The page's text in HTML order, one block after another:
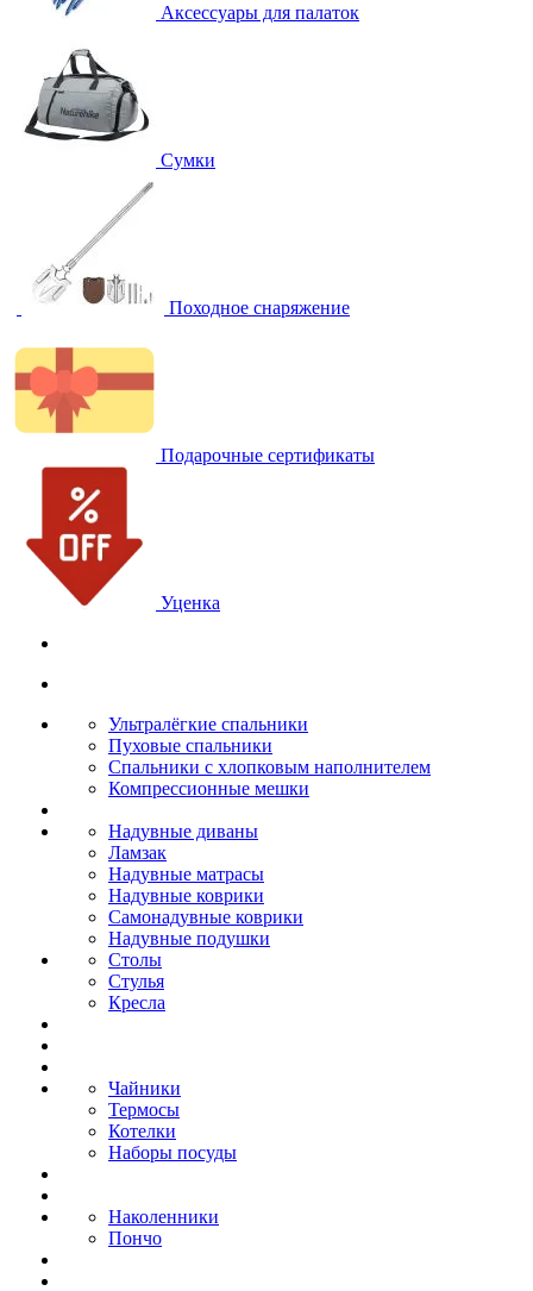
Аксессуары для палаток
Сумки
Походное снаряжение
Подарочные сертификаты
Уценка
Ультралёгкие спальники
Пуховые спальники
Спальники с хлопковым наполнителем
Компрессионные мешки
Надувные диваны
Ламзак
Надувные матрасы
Надувные коврики
Самонадувные коврики
Надувные подушки
Столы
Стулья
Кресла
Чайники
Термосы
Котелки
Наборы посуды
Наколенники
Пончо